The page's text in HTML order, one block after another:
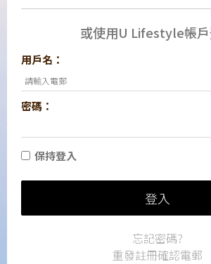
或使用U Lifestyle帳戶
用戶名：
密碼：
保持登入
登入
忘記密碼?
重發註冊確認電郵